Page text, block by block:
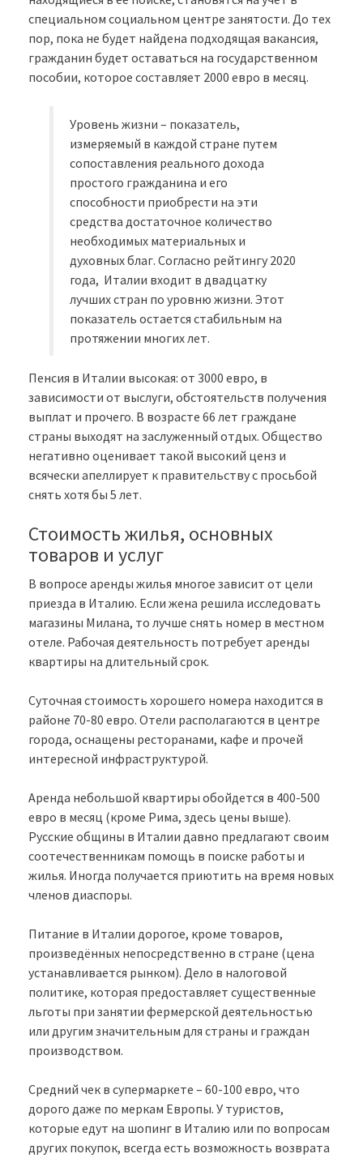
специальном социальном центре занятости. До тех
пор, пока не будет найдена подходящая вакансия,
гражданин будет оставаться на государственном
пособии, которое составляет 2000 евро в месяц.
Уровень жизни – показатель,
измеряемый в каждой стране путем
сопоставления реального дохода
простого гражданина и его
способности приобрести на эти
средства достаточное количество
необходимых материальных и
духовных благ. Согласно рейтингу 2020
года, Италии входит в двадцатку
лучших стран по уровню жизни. Этот
показатель остается стабильным на
протяжении многих лет.
Пенсия в Италии высокая: от 3000 евро, в
зависимости от выслуги, обстоятельств получения
выплат и прочего. В возрасте 66 лет граждане
страны выходят на заслуженный отдых. Общество
негативно оценивает такой высокий ценз и
всячески апеллирует к правительству с просьбой
снять хотя бы 5 лет.
Стоимость жилья, основных
товаров и услуг
В вопросе аренды жилья многое зависит от цели
приезда в Италию. Если жена решила исследовать
магазины Милана, то лучше снять номер в местном
отеле. Рабочая деятельность потребует аренды
квартиры на длительный срок.
Суточная стоимость хорошего номера находится в
районе 70-80 евро. Отели располагаются в центре
города, оснащены ресторанами, кафе и прочей
интересной инфраструктурой.
Аренда небольшой квартиры обойдется в 400-500
евро в месяц (кроме Рима, здесь цены выше).
Русские общины в Италии давно предлагают своим
соотечественникам помощь в поиске работы и
жилья. Иногда получается приютить на время новых
членов диаспоры.
Питание в Италии дорогое, кроме товаров,
произведённых непосредственно в стране (цена
устанавливается рынком). Дело в налоговой
политике, которая предоставляет существенные
льготы при занятии фермерской деятельностью
или другим значительным для страны и граждан
производством.
Средний чек в супермаркете – 60-100 евро, что
дорого даже по меркам Европы. У туристов,
которые едут на шопинг в Италию или по вопросам
других покупок, всегда есть возможность возврата